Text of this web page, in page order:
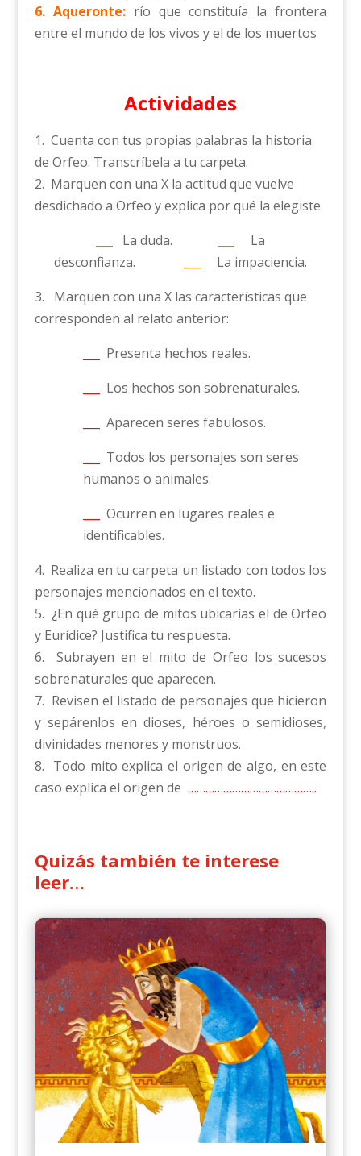
6. Aqueronte:río que constituía la frontera
entre el mundo de los vivos y el de los muertos
Actividades
1. Cuenta con tus propias palabras la historia
de Orfeo. Transcríbela a tu carpeta.
2. Marquen con una X la actitud que vuelve
desdichado a Orfeo y explica por qué la elegiste.
La duda.
La
desconfianza.
La impaciencia.
3. Marquen con una X las características que
corresponden al relato anterior:
Presenta hechos reales.
Los hechos son sobrenaturales.
Aparecen seres fabulosos.
Todos los personajes son seres
humanos o animales.
Ocurren en lugares reales e
identificables.
4. Realiza en tu carpeta un listado con todos los
personajes mencionados en el texto.
5. ¿En qué grupo de mitos ubicarías el de Orfeo
y Eurídice? Justifica tu respuesta.
6. Subrayen en el mito de Orfeo los sucesos
sobrenaturales que aparecen.
7. Revisen el listado de personajes que hicieron
y sepárenlos en dioses, héroes o semidioses,
divinidades menores y monstruos.
8. Todo mito explica el origen de algo, en este
caso explica el origen de ……………………………………..
Quizás también te interese
leer…